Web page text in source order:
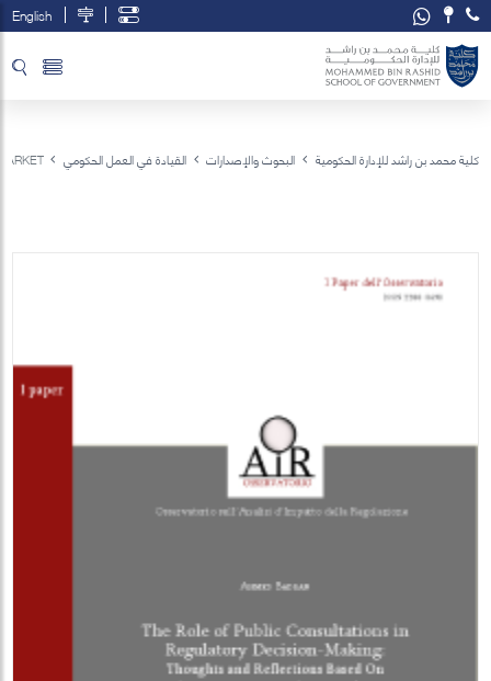
English
كلية محمد بن راشد للإدارة الحكومية البحوث والإصدارات القيادة في العمل الحكومي